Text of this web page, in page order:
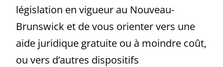
législation en vigueur au Nouveau-
Brunswick et de vous orienter vers une
aide juridique gratuite ou à moindre coût,
ou vers d’autres dispositifs